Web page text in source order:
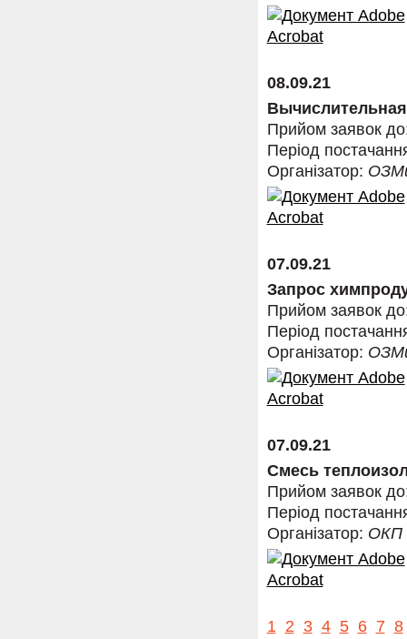
08.09.21
Прийом заявок
Період
Організатор:
07.09.21
Запрос
Прийом заявок
Період
Організатор:
07.09.21
Смесь
Прийом заявок
Період
Організатор: ОКП
1 2 3 4 5 6 7 8